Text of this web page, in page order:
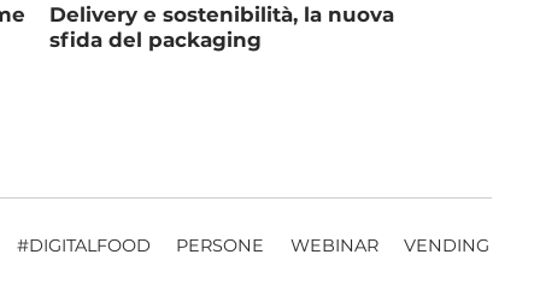
Delivery e sostenibilità, la nuova
sfida del packaging
#DIGITALFOOD PERSONE WEBINAR VENDING